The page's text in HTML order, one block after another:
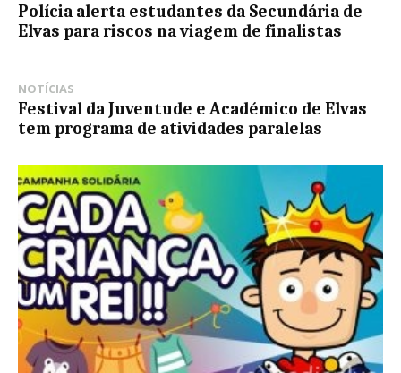
Polícia alerta estudantes da Secundária de
Elvas para riscos na viagem de finalistas
NOTÍCIAS
Festival da Juventude e Académico de Elvas
tem programa de atividades paralelas